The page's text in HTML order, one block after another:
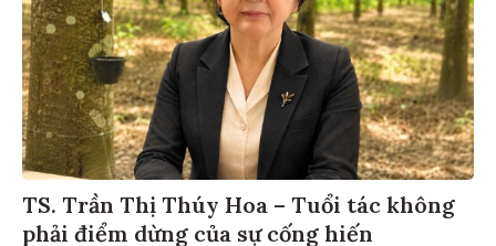
TS. Trần Thị Thúy Hoa – Tuổi tác không
phải điểm dừng của sự cống hiến